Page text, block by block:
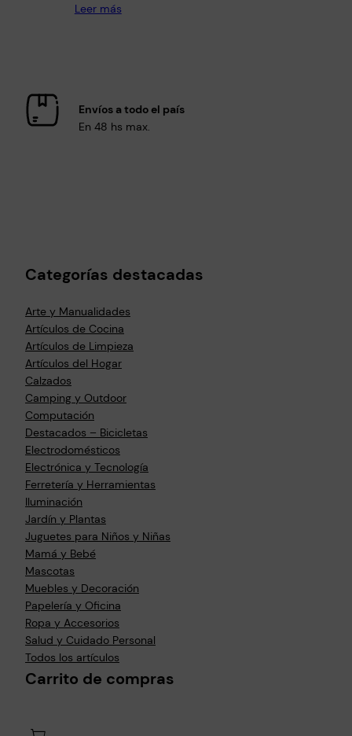
Leer más
Envíos a todo el país
En 48 hs max.
Categorías destacadas
Arte y Manualidades
Artículos de Cocina
Artículos de Limpieza
Artículos del Hogar
Calzados
Camping y Outdoor
Computación
Destacados – Bicicletas
Electrodomésticos
Electrónica y Tecnología
Ferretería y Herramientas
Iluminación
Jardín y Plantas
Juguetes para Niños y Niñas
Mamá y Bebé
Mascotas
Muebles y Decoración
Papelería y Oficina
Ropa y Accesorios
Salud y Cuidado Personal
Todos los artículos
Carrito de compras